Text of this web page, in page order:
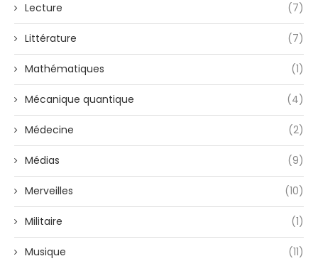
Lecture (7)
Littérature (7)
Mathématiques (1)
Mécanique quantique (4)
Médecine (2)
Médias (9)
Merveilles (10)
Militaire (1)
Musique (11)